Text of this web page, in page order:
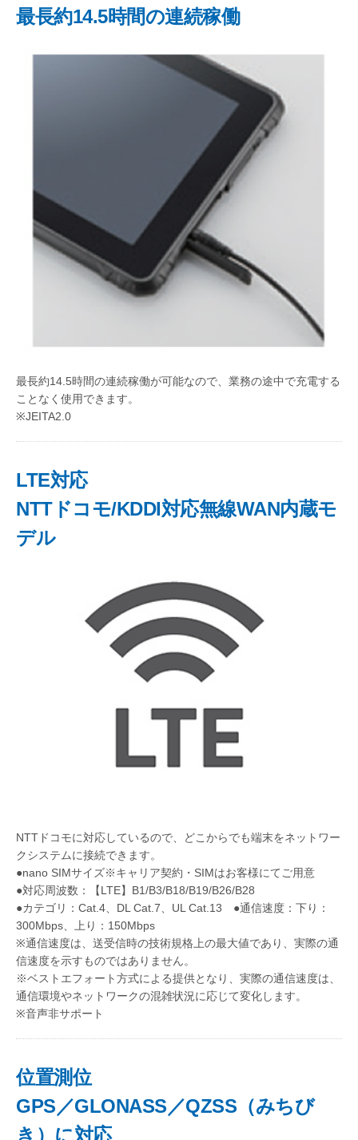
最長約14.5時間の連続稼働
最長約14.5時間の連続稼働が可能なので、業務の途中で充電する
ことなく使用できます。
※JEITA2.0
LTE対応
NTTドコモ/KDDI対応無線WAN内蔵モ
デル
NTTドコモに対応しているので、どこからでも端末をネットワー
クシステムに接続できます。
●nano SIMサイズ※キャリア契約・SIMはお客様にてご用意
●対応周波数：【LTE】B1/B3/B18/B19/B26/B28
●カテゴリ：Cat.4、DL Cat.7、UL Cat.13 ●通信速度：下り：
300Mbps、上り：150Mbps
※通信速度は、送受信時の技術規格上の最大値であり、実際の通
信速度を示すものではありません。
※ベストエフォート方式による提供となり、実際の通信速度は、
通信環境やネットワークの混雑状況に応じて変化します。
※音声非サポート
位置測位
GPS／GLONASS／QZSS（みちび
き）に対応